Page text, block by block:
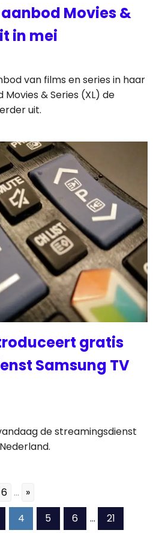
Movies &
in mei
van films en series in haar
& Series (XL) de
uit.
gratis
Samsung TV
de streamingsdienst
6 ... »
4 5 6 … 21